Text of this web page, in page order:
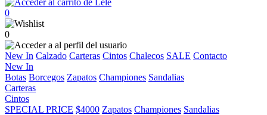
0
0
New In Calzado Carteras Cintos Chalecos SALE Contacto
New In
Botas Borcegos Zapatos Championes Sandalias
Carteras
Cintos
SPECIAL PRICE $4000 Zapatos Championes Sandalias